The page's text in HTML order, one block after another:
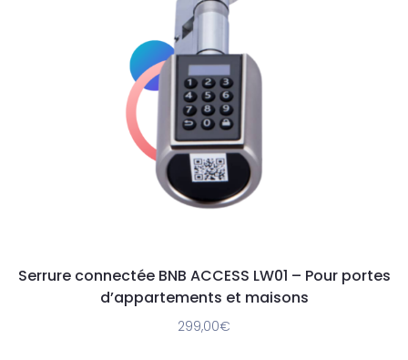
Serrure connectée BNB ACCESS LW01 – Pour portes
d’appartements et maisons
299,00€